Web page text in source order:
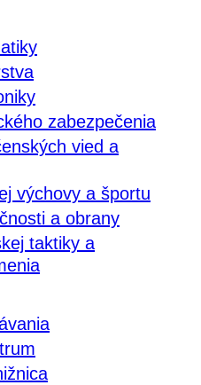
zabezpečenia
vied a
výchovy a športu
a obrany
taktiky a